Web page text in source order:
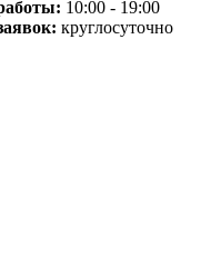
10:00 - 19:00
круглосуточно